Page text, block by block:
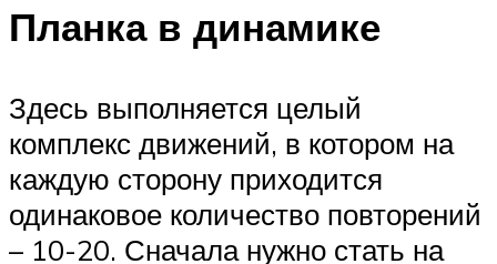
Планка в динамике
Здесь выполняется целый
комплекс движений, в котором на
каждую сторону приходится
одинаковое количество повторений
– 10-20. Сначала нужно стать на